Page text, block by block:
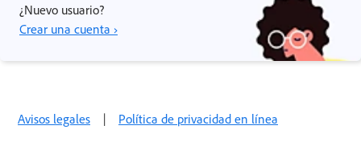
¿Nuevo usuario?
Crear una cuenta ›
Avisos legales | Política de privacidad en línea